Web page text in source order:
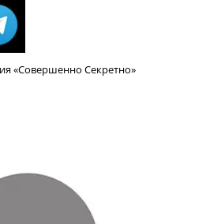
«Совершенно Секретно»